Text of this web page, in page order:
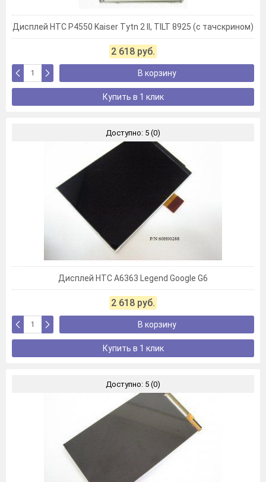
Дисплей HTC P4550 Kaiser Tytn 2 II, TILT 8925 (с тачскрином)
2 618 руб.
В корзину
Купить в 1 клик
Доступно: 5 (0)
Дисплей HTC A6363 Legend Google G6
2 618 руб.
В корзину
Купить в 1 клик
Доступно: 5 (0)